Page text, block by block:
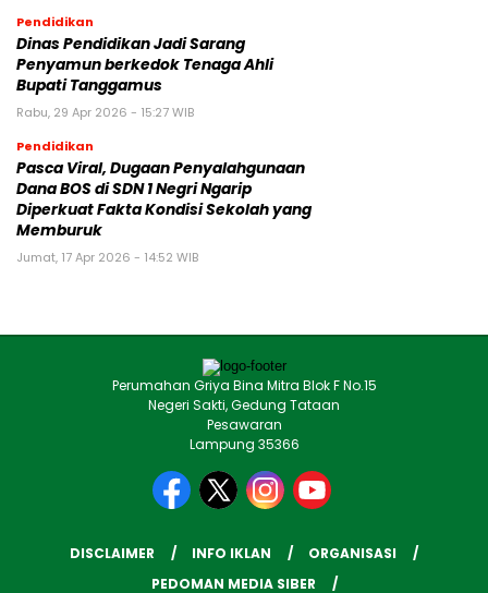
Pendidikan
Dinas Pendidikan Jadi Sarang
Penyamun berkedok Tenaga Ahli
Bupati Tanggamus
Rabu, 29 Apr 2026 - 15:27 WIB
Pendidikan
Pasca Viral, Dugaan Penyalahgunaan
Dana BOS di SDN 1 Negri Ngarip
Diperkuat Fakta Kondisi Sekolah yang
Memburuk
Jumat, 17 Apr 2026 - 14:52 WIB
Perumahan Griya Bina Mitra Blok F No.15
Negeri Sakti, Gedung Tataan
Pesawaran
Lampung 35366
DISCLAIMER INFO IKLAN
ORGANISASI
PEDOMAN MEDIA SIBER